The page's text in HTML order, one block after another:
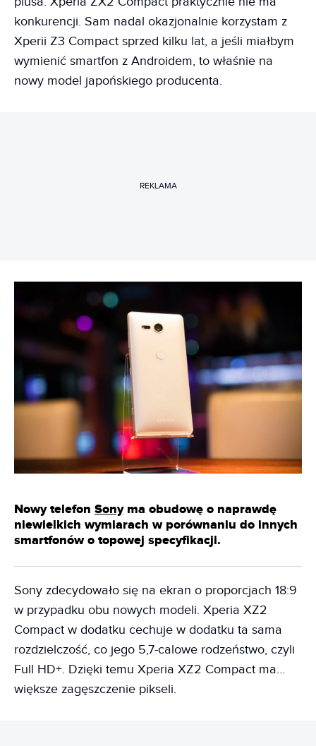
konkurencji. Sam nadal okazjonalnie korzystam z
Xperii Z3 Compact sprzed kilku lat, a jeśli miałbym
wymienić smartfon z Androidem, to właśnie na
nowy model japońskiego producenta.
REKLAMA
Nowy telefon Sonyma obudowę o naprawdę
niewielkich wymiarach w porównaniu do innych
smartfonów o topowej specyfikacji.
Sony zdecydowało się na ekran o proporcjach 18:9
w przypadku obu nowych modeli. Xperia XZ2
Compact w dodatku cechuje w dodatku ta sama
rozdzielczość, co jego 5,7-calowe rodzeństwo, czyli
Full HD+. Dzięki temu Xperia XZ2 Compact ma…
większe zagęszczenie pikseli.